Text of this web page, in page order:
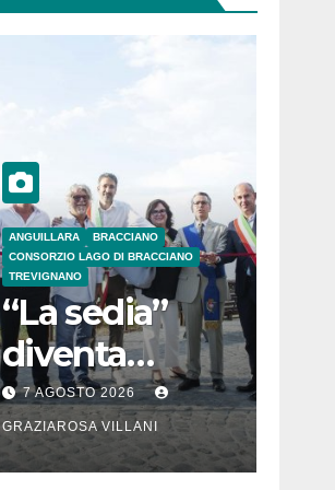
ANGUILLARA
BRACCIANO
CONSORZIO LAGO DI BRACCIANO
TREVIGNANO
“La sedia”
diventa
Belvedere sul
lago di
Bracciano: ieri
7 AGOSTO 2026
GRAZIAROSA VILLANI